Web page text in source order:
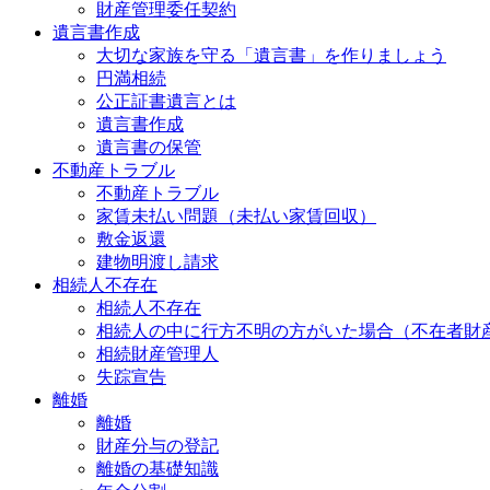
財産管理委任契約
遺言書作成
大切な家族を守る「遺言書」を作りましょう
円満相続
公正証書遺言とは
遺言書作成
遺言書の保管
不動産トラブル
不動産トラブル
家賃未払い問題（未払い家賃回収）
敷金返還
建物明渡し請求
相続人不存在
相続人不存在
相続人の中に行方不明の方がいた場合（不在者財
相続財産管理人
失踪宣告
離婚
離婚
財産分与の登記
離婚の基礎知識